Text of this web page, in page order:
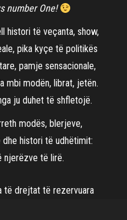
number One!
histori të veçanta, show,
pika kyçe të politikës
pamje sensacionale,
mbi modën, librat, jetën.
ju duhet të shfletojë.
modës, blerjeve,
dhe histori të udhëtimit:
njerëzve të lirë.
të drejtat të rezervuara